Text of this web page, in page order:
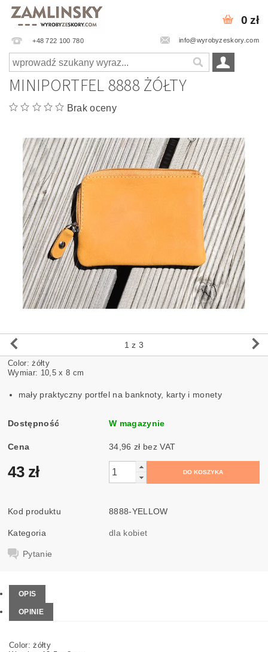
+48 722 100 780 info@wyrobyzeskory.com
0 zł
MINIPORTFEL 8888 ŻÓŁTY
Brak oceny
1 z 3
Color: żółty
Wymiar: 10,5 x 8 cm
mały praktyczny portfel na banknoty, karty i monety
Dostępność W magazynie
Cena 34,96 zł bez VAT
43 zł
Kod produktu 8888-YELLOW
Kategoria dla kobiet
Pytanie
OPIS
OPINIE
Color: żółty